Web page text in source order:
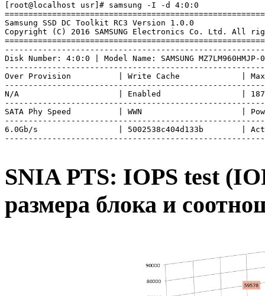
[root@localhost usr]# samsung -I -d 4:0:0
Samsung SSD DC Toolkit RC3 Version 1.0.0
Copyright (C) 2016 SAMSUNG Electronics Co. Ltd. All
Disk Number: 4:0:0 | Model Name: SAMSUNG
Over Provision          | Write Cache             | Max
N/A                     | Enabled                 |
SATA Phy Speed          | WWN                     |
6.0Gb/s                 | 5002538c404d133b        |
SNIA PTS: IOPS test
размера блока и